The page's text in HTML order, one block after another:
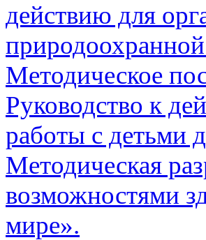
действию для
Методическое
Руководство к
работы с детьми
Методическая
возможностями
мире».